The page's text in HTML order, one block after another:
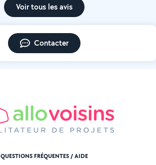
Voir tous les avis
Contacter
QUESTIONS FRÉQUENTES / AIDE